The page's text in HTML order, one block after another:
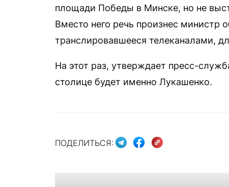
площади Победы в Минске, но не
Вместо него речь произнес министр
транслировавшееся телеканалами,
На этот раз, утверждает пресс-
столице будет именно Лукашенко.
ПОДЕЛИТЬСЯ: